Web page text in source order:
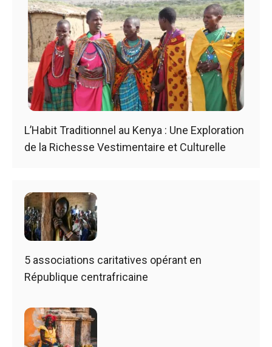
L’Habit Traditionnel au Kenya : Une Exploration
de la Richesse Vestimentaire et Culturelle
5 associations caritatives opérant en
République centrafricaine